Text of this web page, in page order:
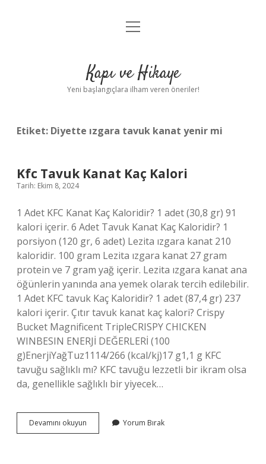
Anasayfa
Yasal Uyarı
menüyü
Kapı ve Hikaye
Yeni başlangıçlara ilham veren öneriler!
Etiket: Diyette ızgara tavuk kanat yenir mi
Kfc Tavuk Kanat Kaç Kalori
Tarih: Ekim 8, 2024
1 Adet KFC Kanat Kaç Kaloridir? 1 adet (30,8 gr) 91
kalori içerir. 6 Adet Tavuk Kanat Kaç Kaloridir? 1
porsiyon (120 gr, 6 adet) Lezita ızgara kanat 210
kaloridir. 100 gram Lezita ızgara kanat 27 gram
protein ve 7 gram yağ içerir. Lezita ızgara kanat ana
öğünlerin yanında ana yemek olarak tercih edilebilir.
1 Adet KFC tavuk Kaç Kaloridir? 1 adet (87,4 gr) 237
kalori içerir. Çıtır tavuk kanat kaç kalori? Crispy
Bucket Magnificent TripleCRISPY CHICKEN
WINBESIN ENERJİ DEĞERLERİ (100
g)EnerjiYağTuz1114/266 (kcal/kj)17 g1,1 g KFC
tavuğu sağlıklı mı? KFC tavuğu lezzetli bir ikram olsa
da, genellikle sağlıklı bir yiyecek…
Devamını okuyun
Tavuk
Yorum Bırak